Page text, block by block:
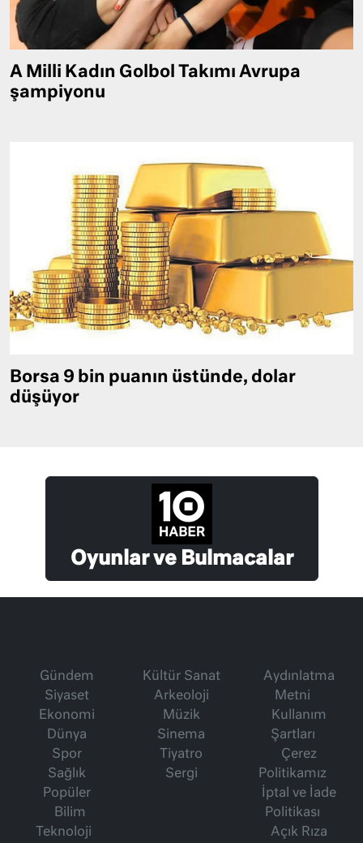
A Milli Kadın Golbol Takımı Avrupa
şampiyonu
Borsa 9 bin puanın üstünde, dolar
düşüyor
Oyunlar ve Bulmacalar
Gündem
Siyaset
Ekonomi
Dünya
Spor
Sağlık
Popüler
Bilim
Teknoloji
Kültür Sanat
Arkeoloji
Müzik
Sinema
Tiyatro
Sergi
Aydınlatma
Metni
Kullanım
Şartları
Çerez
Politikamız
İptal ve İade
Politikası
Açık Rıza